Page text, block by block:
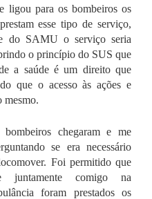
ligou para os bombeiros os
esse tipo de serviço,
do SAMU o serviço seria
o princípio do SUS que
a saúde é um direito que
que o acesso às ações e
mesmo.
chegaram e me
se era necessário
Foi permitido que
juntamente comigo na
foram prestados os